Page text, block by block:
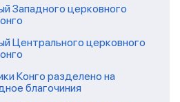
Западного церковного
Центрального церковного
Конго разделено на
благочиния